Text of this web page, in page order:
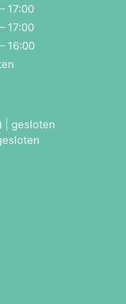
17:00
17:00
16:00
| gesloten